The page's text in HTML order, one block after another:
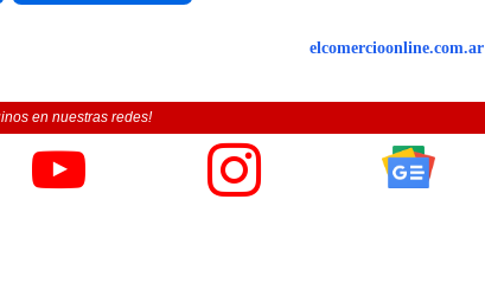
elcomercioonline.com.ar
en nuestras redes!